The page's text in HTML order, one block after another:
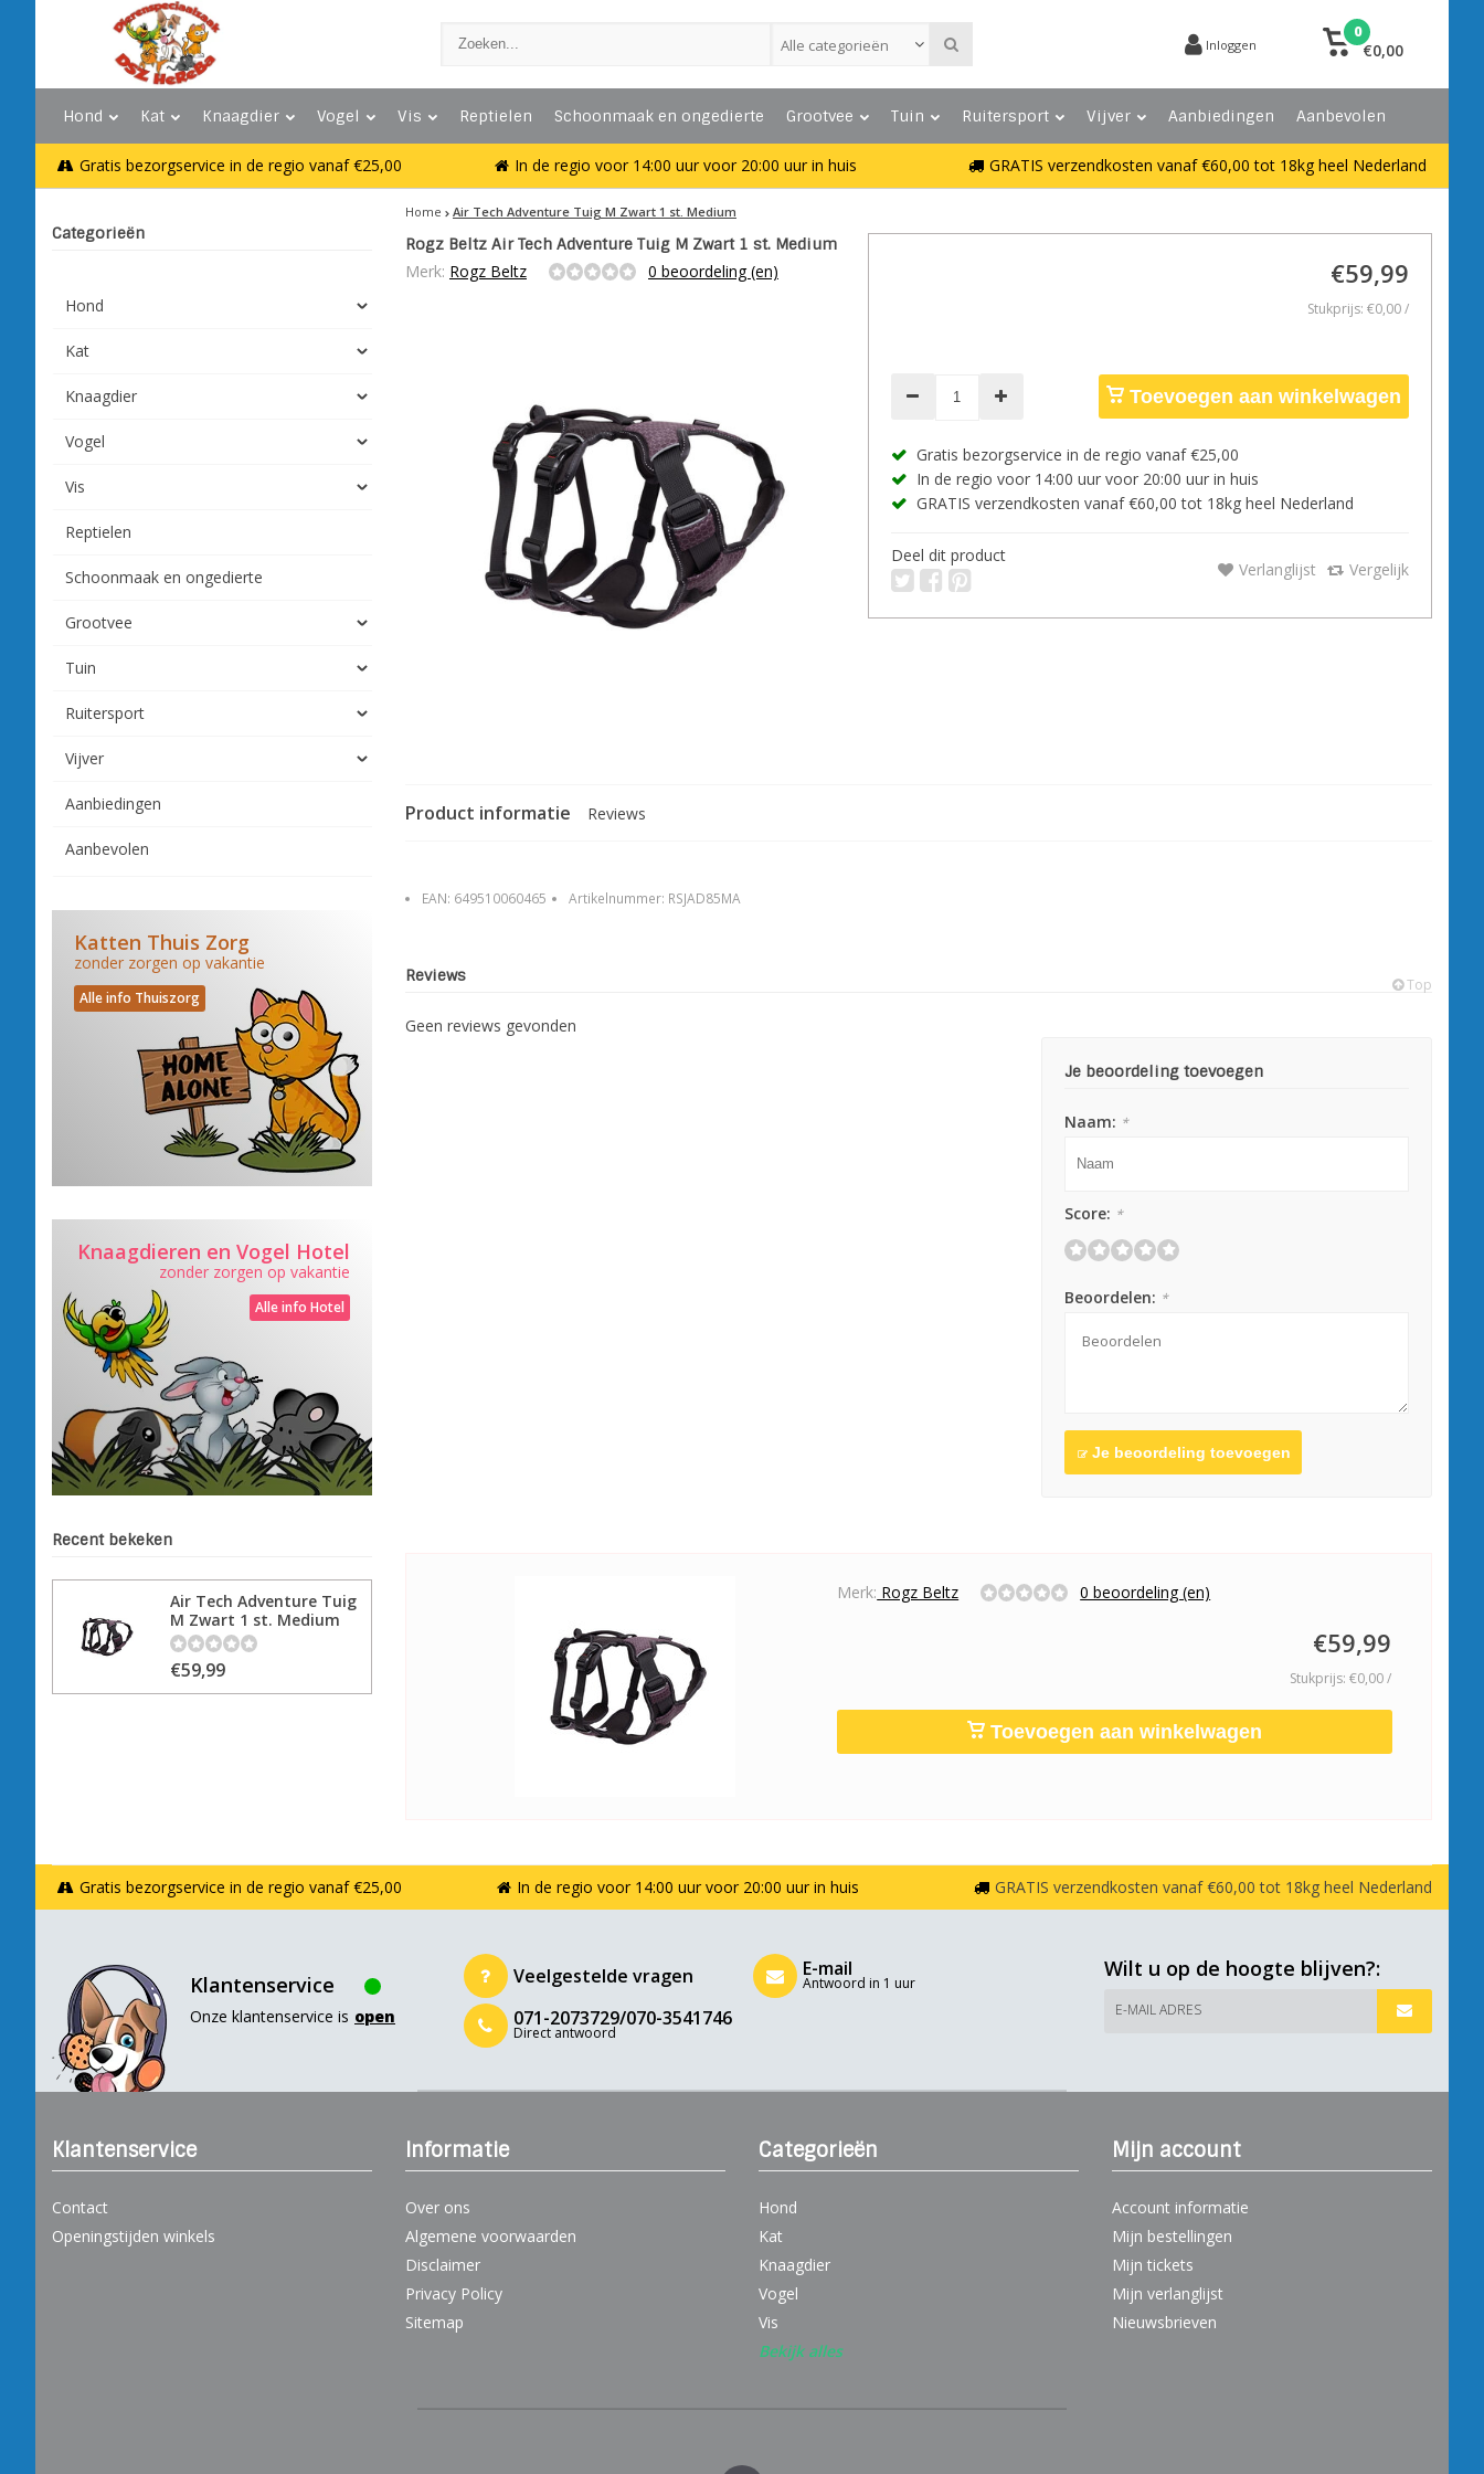
Alle categorieën Inloggen
0
€0,00
Hond Kat Knaagdier Vogel Vis Reptielen Schoonmaak en ongedierte Grootvee Tuin Ruitersport Vijver Aanbiedingen Aanbevolen
Gratis bezorgservice in de regio vanaf €25,00 In de regio voor 14:00 uur voor 20:00 uur in huis GRATIS verzendkosten vanaf €60,00 tot 18kg heel Nederland
Categorieën
Hond
Kat
Knaagdier
Vogel
Vis
Reptielen
Schoonmaak en ongedierte
Grootvee
Tuin
Ruitersport
Vijver
Aanbiedingen
Aanbevolen
Katten Thuis Zorg
zonder zorgen op vakantie
Alle info Thuiszorg
Knaagdieren en Vogel Hotel
zonder zorgen op vakantie
Alle info Hotel
Recent bekeken
Air Tech Adventure Tuig
M Zwart 1 st. Medium
€59,99
Home Air Tech Adventure Tuig M Zwart 1 st. Medium
Rogz Beltz Air Tech Adventure Tuig M Zwart 1 st. Medium
Merk: Rogz Beltz 0 beoordeling (en) €59,99
Stukprijs: €0,00 /
Toevoegen aan winkelwagen
Gratis bezorgservice in de regio vanaf €25,00
In de regio voor 14:00 uur voor 20:00 uur in huis
GRATIS verzendkosten vanaf €60,00 tot 18kg heel Nederland
Deel dit product
Verlanglijst Vergelijk
Product informatie Reviews
EAN: 649510060465 Artikelnummer: RSJAD85MA
Reviews Top
Geen reviews gevonden
Je beoordeling toevoegen
Naam: *
Score: *
Beoordelen: *
Je beoordeling toevoegen
Merk: Rogz Beltz 0 beoordeling (en)
€59,99
Stukprijs: €0,00 /
Toevoegen aan winkelwagen
Gratis bezorgservice in de regio vanaf €25,00 In de regio voor 14:00 uur voor 20:00 uur in huis GRATIS verzendkosten vanaf €60,00 tot 18kg heel Nederland
Klantenservice
Onze klantenservice is open
Veelgestelde vragen
071-2073729/070-3541746
Direct antwoord
E-mail
Antwoord in 1 uur
Wilt u op de hoogte blijven?:
E-MAIL ADRES
Klantenservice
Contact
Openingstijden winkels
Informatie
Over ons
Algemene voorwaarden
Disclaimer
Privacy Policy
Sitemap
Categorieën
Hond
Kat
Knaagdier
Vogel
Vis
Bekijk alles
Mijn account
Account informatie
Mijn bestellingen
Mijn tickets
Mijn verlanglijst
Nieuwsbrieven